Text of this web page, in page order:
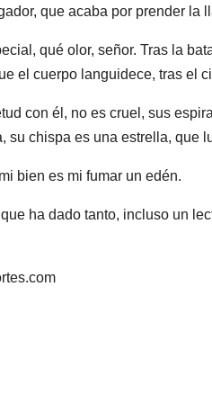
que acaba por prender la
qué olor, señor. Tras la
el cuerpo languidece, tras el
con él, no es cruel, sus
su chispa es una estrella, que
bien es mi fumar un edén.
ha dado tanto, incluso un